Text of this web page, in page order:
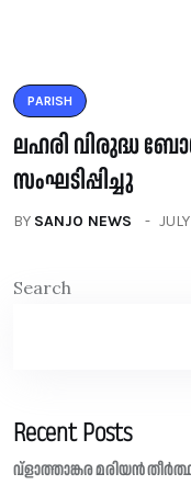
PARISH
ലഹരി വിരുദ്ധ
സംഘടിപ്പിച്ചു
BY SANJO NEWS
Search
Recent Posts
വ്ളാത്താങ്കര മരിയൻ